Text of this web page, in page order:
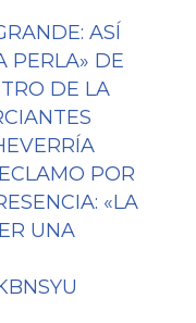
: ASÍ
PERLA» DE
DE LA
POR
«LA
UNA